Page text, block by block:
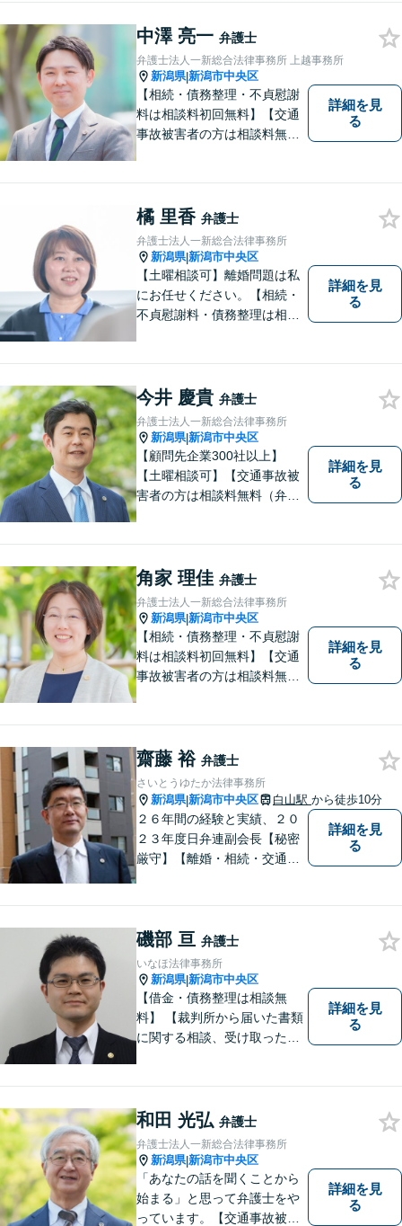
中澤 亮一 弁護士
弁護士法人一新総合法律事務所 上越事務所
新潟県|新潟市中央区
【相続・債務整理・不貞慰謝
料は相談料初回無料】【交通
事故被害者の方は相談料無料
思っています。
詳細を見
る
橘 里香 弁護士
弁護士法人一新総合法律事務所
新潟県|新潟市中央区
【土曜相談可】離婚問題は私
にお任せください。【相続・
不貞慰謝料・債務整理は相談
く）】
詳細を見
る
今井 慶貴 弁護士
弁護士法人一新総合法律事務所
新潟県|新潟市中央区
【顧問先企業300社以上】
【土曜相談可】【交通事故被
害者の方は相談料無料（弁護
無料】
詳細を見
る
角家 理佳 弁護士
弁護士法人一新総合法律事務所
新潟県|新潟市中央区
【相続・債務整理・不貞慰謝
料は相談料初回無料】【交通
事故被害者の方は相談料無料
るため日々研鑽を積んでいま
詳細を見
る
齋藤 裕 弁護士
さいとうゆたか法律事務所
新潟県|新潟市中央区 白山駅 から徒歩10分
２６年間の経験と実績、２０
２３年度日弁連副会長【秘密
厳守】【離婚・相続・交通事
詳細を見
る
磯部 亘 弁護士
いなほ法律事務所
新潟県|新潟市中央区
【借金・債務整理は相談無
料】 【裁判所から届いた書類
に関する相談、受け取った督
ーな対応を心がけておりま
す。相談先をお探しの方もお
気軽にご相談ください。
詳細を見
る
和田 光弘 弁護士
弁護士法人一新総合法律事務所
新潟県|新潟市中央区
「あなたの話を聞くことから
始まる」と思って弁護士をや
っています。【交通事故被害
詳細を見
る